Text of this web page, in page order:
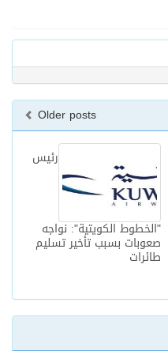
Older posts
رئيس
"الخطوط الكويتية": نواجه
صعوبات بسبب تأخير تسليم
طائرات